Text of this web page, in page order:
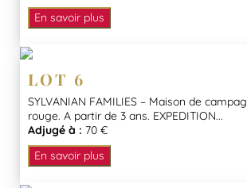
En savoir plus
LOT 6
SYLVANIAN FAMILIES – Maison de
rouge. A partir de 3 ans. EXPEDITION...
Adjugé à : 70 €
En savoir plus